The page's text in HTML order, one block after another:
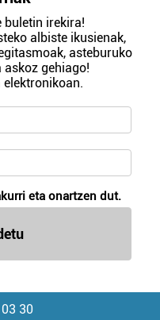
buletin irekira!
albiste ikusienak,
asteburuko
askoz gehiago!
eta onartzen dut.
30